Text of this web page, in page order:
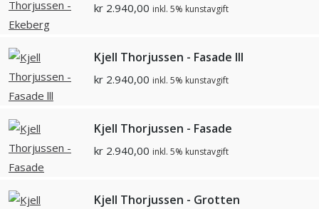
kr 2.940,00 inkl. 5% kunstavgift
Kjell Thorjussen - Fasade lll
kr 2.940,00 inkl. 5% kunstavgift
Kjell Thorjussen - Fasade
kr 2.940,00 inkl. 5% kunstavgift
Kjell Thorjussen - Grotten